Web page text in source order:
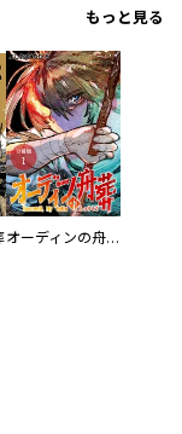
もっと見る
オーディンの舟葬 分冊版